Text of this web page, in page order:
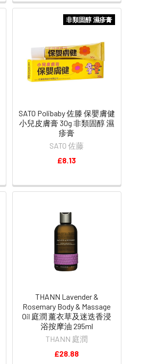
非類固醇 濕疹膏
SATO Polibaby 佐滕 保嬰膚健
小兒皮膚膏 30g 非類固醇 濕
疹膏
SATO 佐藤
£8.13
THANN Lavender &
Rosemary Body & Massage
Oil 庭潤 薰衣草及迷迭香浸
浴按摩油 295ml
THANN 庭潤
£28.88